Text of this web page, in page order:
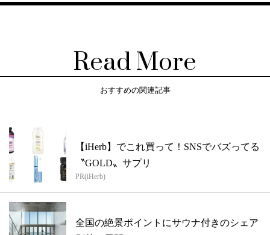
Read More
おすすめの関連記事
【iHerb】でこれ買って！SNSでバズってる
〝GOLD〟サプリ
PR(iHerb)
全国の絶景ポイントにサウナ付きのシェア